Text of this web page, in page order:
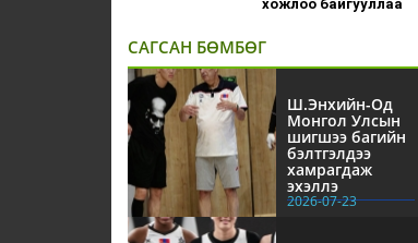
хожлоо байгууллаа
САГСАН БӨМБӨГ
Ш.Энхийн-Од
Монгол Улсын
шигшээ багийн
бэлтгэлдээ
хамрагдаж
эхэллэ
2026-07-23